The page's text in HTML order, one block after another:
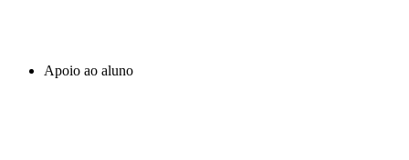
Apoio ao aluno